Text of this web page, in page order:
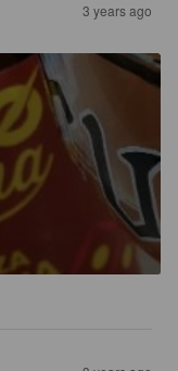
3 years ago